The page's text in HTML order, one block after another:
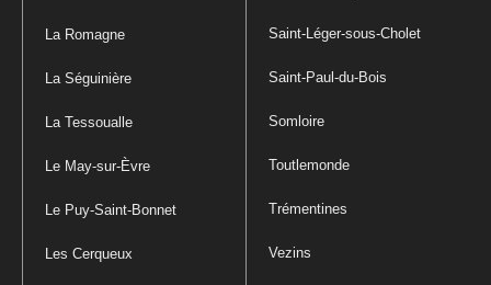
La Romagne
La Séguinière
La Tessoualle
Le May-sur-Èvre
Le Puy-Saint-Bonnet
Les Cerqueux
Saint-Léger-sous-Cholet
Saint-Paul-du-Bois
Somloire
Toutlemonde
Trémentines
Vezins